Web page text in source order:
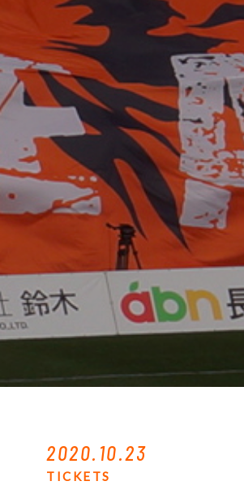
2020.10.23
TICKETS